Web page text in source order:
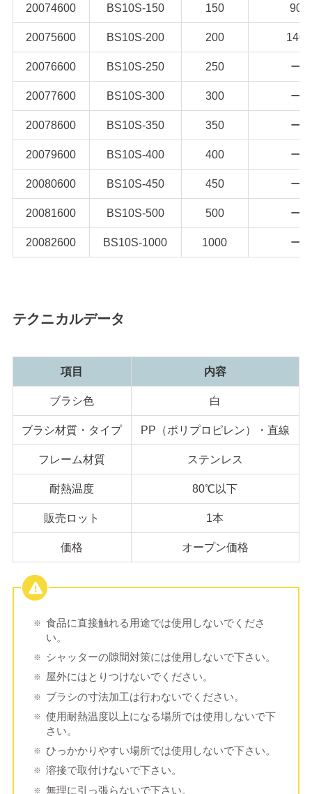
20074600 BS10S-150 150 90
20075600 BS10S-200 200 140
20076600 BS10S-250 250 ー
20077600 BS10S-300 300 ー
20078600 BS10S-350 350 ー
20079600 BS10S-400 400 ー
20080600 BS10S-450 450 ー
20081600 BS10S-500 500 ー
20082600 BS10S-1000 1000 ー
テクニカルデータ
項目 内容
ブラシ色 白
ブラシ材質・タイプ PP（ポリプロピレン）・直線
フレーム材質 ステンレス
耐熱温度 80℃以下
販売ロット 1本
価格 オープン価格
食品に直接触れる用途では使用しないでくださ
い。
シャッターの隙間対策には使用しないで下さい。
屋外にはとりつけないでください。
ブラシの寸法加工は行わないでください。
使用耐熱温度以上になる場所では使用しないで下
さい。
ひっかかりやすい場所では使用しないで下さい。
溶接で取付けないで下さい。
無理に引っ張らないで下さい。